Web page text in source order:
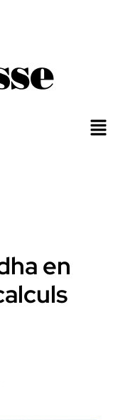
en